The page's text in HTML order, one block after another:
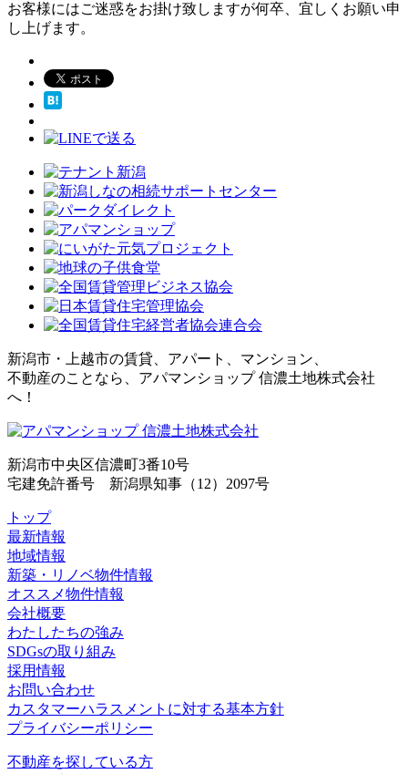
お客様にはご迷惑をお掛け致しますが何卒、宜しくお願い申
し上げます。
新潟市・上越市の賃貸、アパート、マンション、
不動産のことなら、アパマンショップ 信濃土地株式会社
へ！
新潟市中央区信濃町3番10号
宅建免許番号 新潟県知事（12）2097号
トップ
最新情報
地域情報
新築・リノベ物件情報
オススメ物件情報
会社概要
わたしたちの強み
SDGsの取り組み
採用情報
お問い合わせ
カスタマーハラスメントに対する基本方針
プライバシーポリシー
不動産を探している方